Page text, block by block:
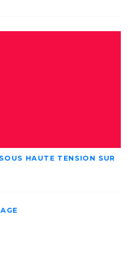
HAUTE TENSION SUR